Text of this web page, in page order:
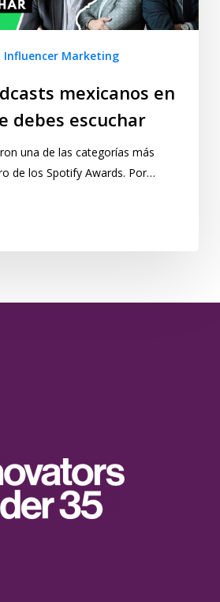
Influencer Marketing
mexicanos en
debes escuchar
una de las categorías más
de los Spotify Awards. Por…